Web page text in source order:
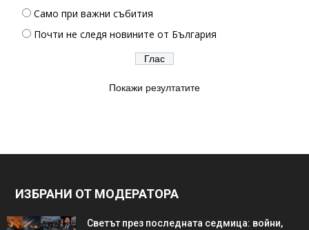
Само при важни събития
Почти не следя новините от България
Покажи резултатите
ИЗБРАНИ ОТ МОДЕРАТОРА
Светът през последната седмица: войни,